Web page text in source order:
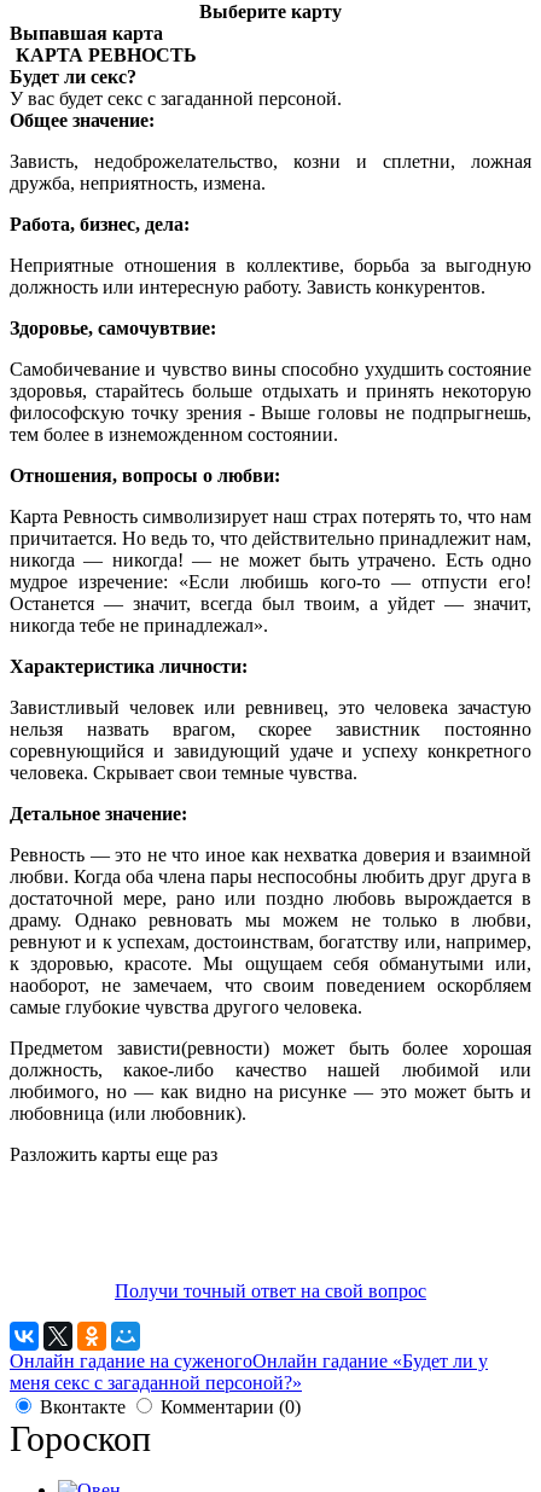
Выберите карту
Выпавшая карта
КАРТА РЕВНОСТЬ
Будет ли секс?
У вас будет секс с загаданной персоной.
Общее значение:
Зависть, недоброжелательство, козни и сплетни, ложная
дружба, неприятность, измена.
Работа, бизнес, дела:
Неприятные отношения в коллективе, борьба за выгодную
должность или интересную работу. Зависть конкурентов.
Здоровье, самочувтвие:
Самобичевание и чувство вины способно ухудшить состояние
здоровья, старайтесь больше отдыхать и принять некоторую
философскую точку зрения - Выше головы не подпрыгнешь,
тем более в изнеможденном состоянии.
Отношения, вопросы о любви:
Карта Ревность символизирует наш страх потерять то, что нам
причитается. Но ведь то, что действительно принадлежит нам,
никогда — никогда! — не может быть утрачено. Есть одно
мудрое изречение: «Если любишь кого-то — отпусти его!
Останется — значит, всегда был твоим, а уйдет — значит,
никогда тебе не принадлежал».
Характеристика личности:
Завистливый человек или ревнивец, это человека зачастую
нельзя назвать врагом, скорее завистник постоянно
соревнующийся и завидующий удаче и успеху конкретного
человека. Скрывает свои темные чувства.
Детальное значение:
Ревность — это не что иное как нехватка доверия и взаимной
любви. Когда оба члена пары неспособны любить друг друга в
достаточной мере, рано или поздно любовь вырождается в
драму. Однако ревновать мы можем не только в любви,
ревнуют и к успехам, достоинствам, богатству или, например,
к здоровью, красоте. Мы ощущаем себя обманутыми или,
наоборот, не замечаем, что своим поведением оскорбляем
самые глубокие чувства другого человека.
Предметом зависти(ревности) может быть более хорошая
должность, какое-либо качество нашей любимой или
любимого, но — как видно на рисунке — это может быть и
любовница (или любовник).
Разложить карты еще раз
Получи точный ответ на свой вопрос
Онлайн гадание на суженогоОнлайн гадание «Будет ли у
меня секс с загаданной персоной?»
Вконтакте
Комментарии (0)
Гороскоп